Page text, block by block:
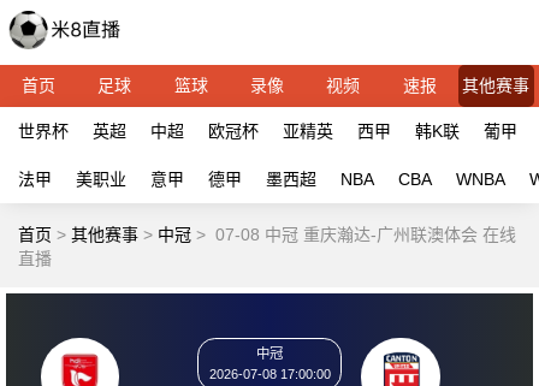
首页 足球 篮球 录像 视频 速报 其他赛事
世界杯 英超 中超 欧冠杯 亚精英 西甲 韩K联 葡甲
法甲 美职业 意甲 德甲 墨西超 NBA CBA WNBA
首页 > 其他赛事 > 中冠 > 07-08 中冠 重庆瀚达-广州联澳体会 在线
直播